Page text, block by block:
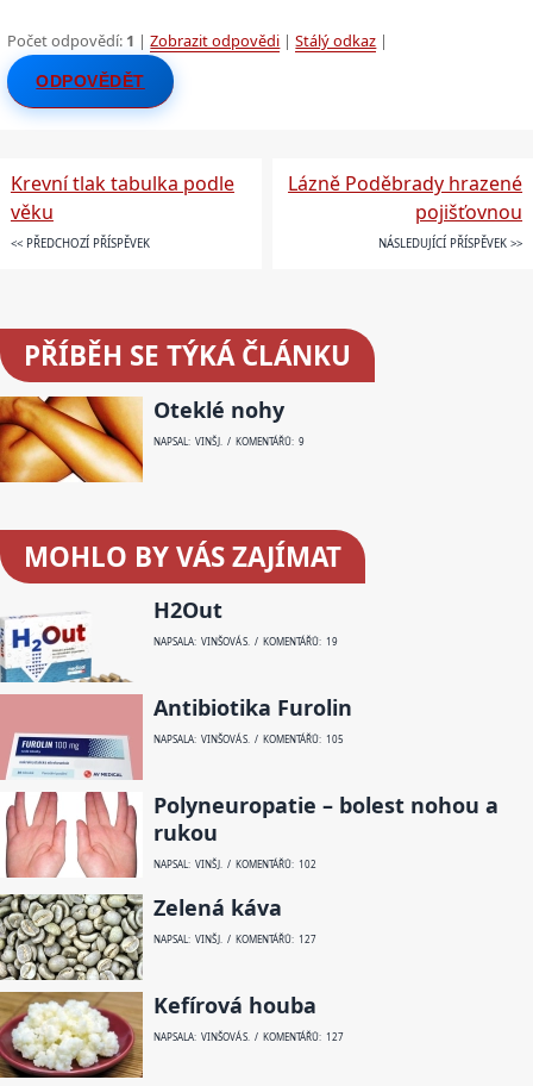
Počet odpovědí: 1 |Zobrazit odpovědi |Stálý odkaz |
ODPOVĚDĚT
Krevní tlak tabulka podle
věku
<< PŘEDCHOZÍ PŘÍSPĚVEK
Lázně Poděbrady hrazené
pojišťovnou
NÁSLEDUJÍCÍ PŘÍSPĚVEK >>
PŘÍBĚH SE TÝKÁ ČLÁNKU
Oteklé nohy
NAPSAL: VINŠ J. / KOMENTÁŘŮ: 9
MOHLO BY VÁS ZAJÍMAT
H2Out
NAPSALA: VINŠOVÁ S. / KOMENTÁŘŮ: 19
Antibiotika Furolin
NAPSALA: VINŠOVÁ S. / KOMENTÁŘŮ: 105
Polyneuropatie – bolest nohou a
rukou
NAPSAL: VINŠ J. / KOMENTÁŘŮ: 102
Zelená káva
NAPSAL: VINŠ J. / KOMENTÁŘŮ: 127
Kefírová houba
NAPSALA: VINŠOVÁ S. / KOMENTÁŘŮ: 127